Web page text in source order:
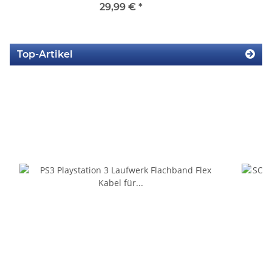
29,99 € *
Top-Artikel